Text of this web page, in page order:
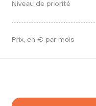
Niveau de priorité
Prix, en € par mois